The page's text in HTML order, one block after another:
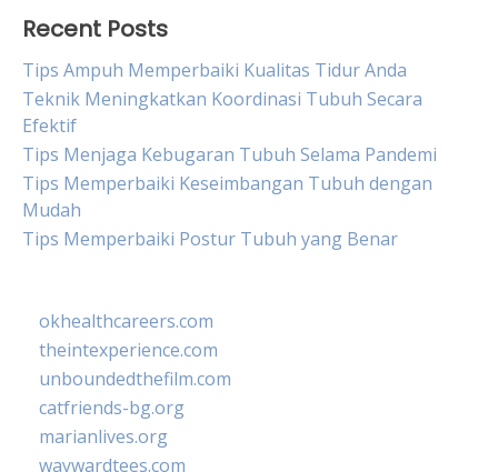
Recent Posts
Tips Ampuh Memperbaiki Kualitas Tidur Anda
Teknik Meningkatkan Koordinasi Tubuh Secara
Efektif
Tips Menjaga Kebugaran Tubuh Selama Pandemi
Tips Memperbaiki Keseimbangan Tubuh dengan
Mudah
Tips Memperbaiki Postur Tubuh yang Benar
okhealthcareers.com
theintexperience.com
unboundedthefilm.com
catfriends-bg.org
marianlives.org
waywardtees.com